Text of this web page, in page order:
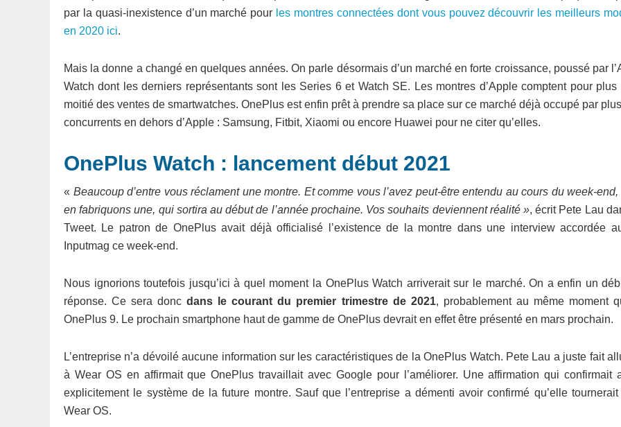
par la quasi-inexistence d’un marché pour les montres connectées dont vous pouvez découvrir les meilleurs
en 2020 ici.
Mais la donne a changé en quelques années. On parle désormais d’un marché en forte croissance, poussé par
Watch dont les derniers représentants sont les Series 6 et Watch SE. Les montres d’Apple comptent pour plus
moitié des ventes de smartwatches. OnePlus est enfin prêt à prendre sa place sur ce marché déjà occupé par
concurrents en dehors d’Apple : Samsung, Fitbit, Xiaomi ou encore Huawei pour ne citer qu’elles.
OnePlus Watch : lancement début 2021
« Beaucoup d’entre vous réclament une montre. Et comme vous l’avez peut-être entendu au cours du week-
en fabriquons une, qui sortira au début de l’année prochaine. Vos souhaits deviennent réalité », écrit Pete Lau
Tweet. Le patron de OnePlus avait déjà officialisé l’existence de la montre dans une interview accordée
Inputmag ce week-end.
Nous ignorions toutefois jusqu’ici à quel moment la OnePlus Watch arriverait sur le marché. On a enfin un
réponse. Ce sera doncdans le courant du premier trimestre de 2021, probablement au même moment
OnePlus 9. Le prochain smartphone haut de gamme de OnePlus devrait en effet être présenté en mars prochain.
L’entreprise n’a dévoilé aucune information sur les caractéristiques de la OnePlus Watch. Pete Lau a juste fait
à Wear OS en affirmait que OnePlus travaillait avec Google pour l’améliorer. Une affirmation qui confirmait
explicitement le système de la future montre. Sauf que l’entreprise a démenti avoir confirmé qu’elle
Wear OS.